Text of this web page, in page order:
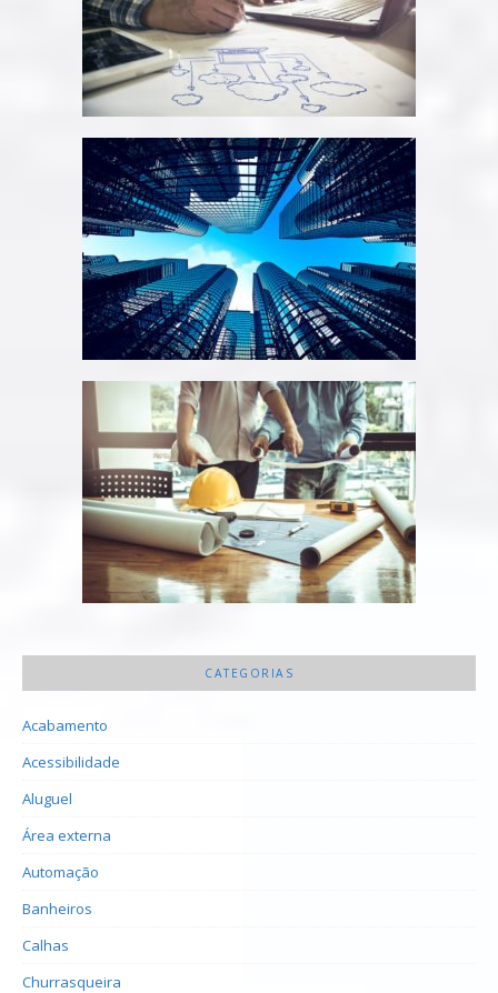
CATEGORIAS
Acabamento
Acessibilidade
Aluguel
Área externa
Automação
Banheiros
Calhas
Churrasqueira